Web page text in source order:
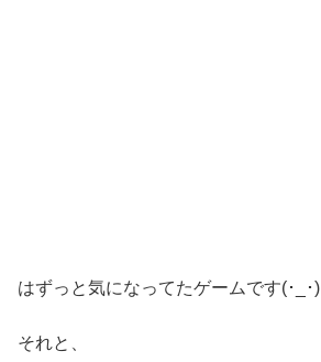
はずっと気になってたゲームです(･_･)
それと、